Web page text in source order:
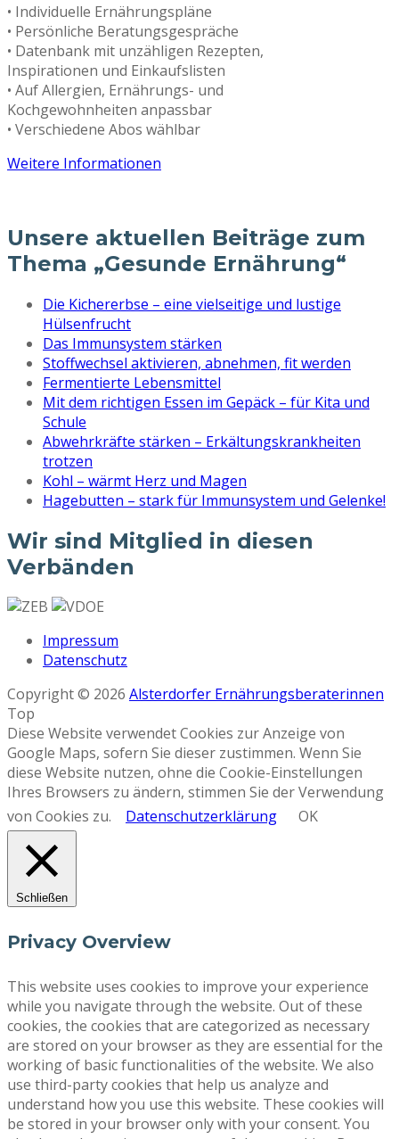
• Individuelle Ernährungspläne
• Persönliche Beratungsgespräche
• Datenbank mit unzähligen Rezepten,
Inspirationen und Einkaufslisten
• Auf Allergien, Ernährungs- und
Kochgewohnheiten anpassbar
• Verschiedene Abos wählbar
Weitere Informationen
Unsere aktuellen Beiträge zum
Thema „Gesunde Ernährung“
Die Kichererbse – eine vielseitige und lustige
Hülsenfrucht
Das Immunsystem stärken
Stoffwechsel aktivieren, abnehmen, fit werden
Fermentierte Lebensmittel
Mit dem richtigen Essen im Gepäck – für Kita und
Schule
Abwehrkräfte stärken – Erkältungskrankheiten
trotzen
Kohl – wärmt Herz und Magen
Hagebutten – stark für Immunsystem und Gelenke!
Wir sind Mitglied in diesen
Verbänden
Impressum
Datenschutz
Copyright © 2026 Alsterdorfer Ernährungsberaterinnen
Top
Diese Website verwendet Cookies zur Anzeige von
Google Maps, sofern Sie dieser zustimmen. Wenn Sie
diese Website nutzen, ohne die Cookie-Einstellungen
Ihres Browsers zu ändern, stimmen Sie der Verwendung
von Cookies zu. Datenschutzerklärung OK
Schließen
Privacy Overview
This website uses cookies to improve your experience
while you navigate through the website. Out of these
cookies, the cookies that are categorized as necessary
are stored on your browser as they are essential for the
working of basic functionalities of the website. We also
use third-party cookies that help us analyze and
understand how you use this website. These cookies will
be stored in your browser only with your consent. You